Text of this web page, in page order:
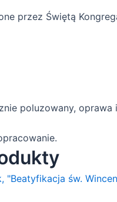
przez Świętą
poluzowany,